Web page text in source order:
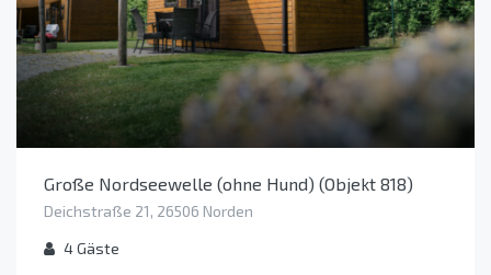
Große Nordseewelle (ohne Hund) (Objekt 818)
Deichstraße 21, 26506 Norden
4Gäste